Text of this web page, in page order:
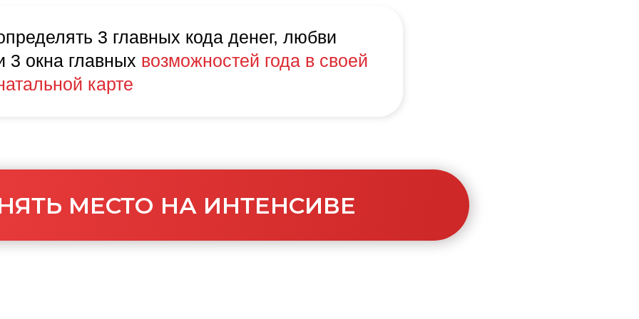
3 главных кода денег, любви
3 окна главных возможностей года в своей
карте
МЕСТО НА ИНТЕНСИВЕ